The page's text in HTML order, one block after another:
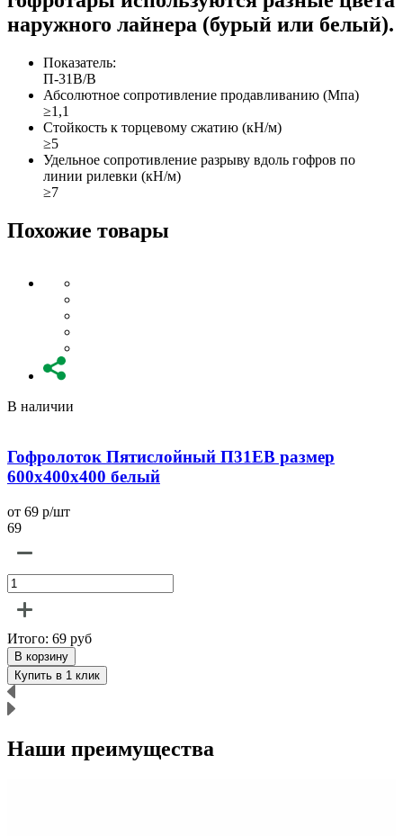
наружного лайнера (бурый или белый).
Показатель:
П-31В/B
Абсолютное сопротивление продавливанию (Мпа)
≥1,1
Стойкость к торцевому сжатию (кН/м)
≥5
Удельное сопротивление разрыву вдоль гофров по
линии рилевки (кН/м)
≥7
Похожие товары
В наличии
Гофролоток Пятислойный П31EB размер
600x400x400 белый
от 69 р/шт
69
Итого: 69 руб
В корзину
Купить в 1 клик
Наши преимущества